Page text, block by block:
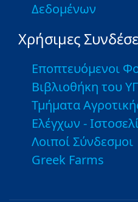
Δεδομένων
Χρήσιμες
Εποπτευόμενοι
Βιβλιοθήκη του
Τμήματα
Ελέγχων -
Λοιποί Σύνδεσμοι
Greek Farms